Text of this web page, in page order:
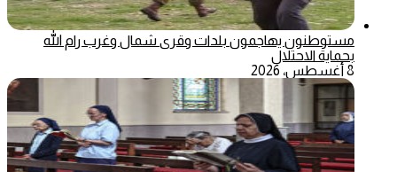
مستوطنون يهاجمون بلدات وقرى شمال وغرب رام الله
بحماية الاحتلال
8 أغسطس، 2026